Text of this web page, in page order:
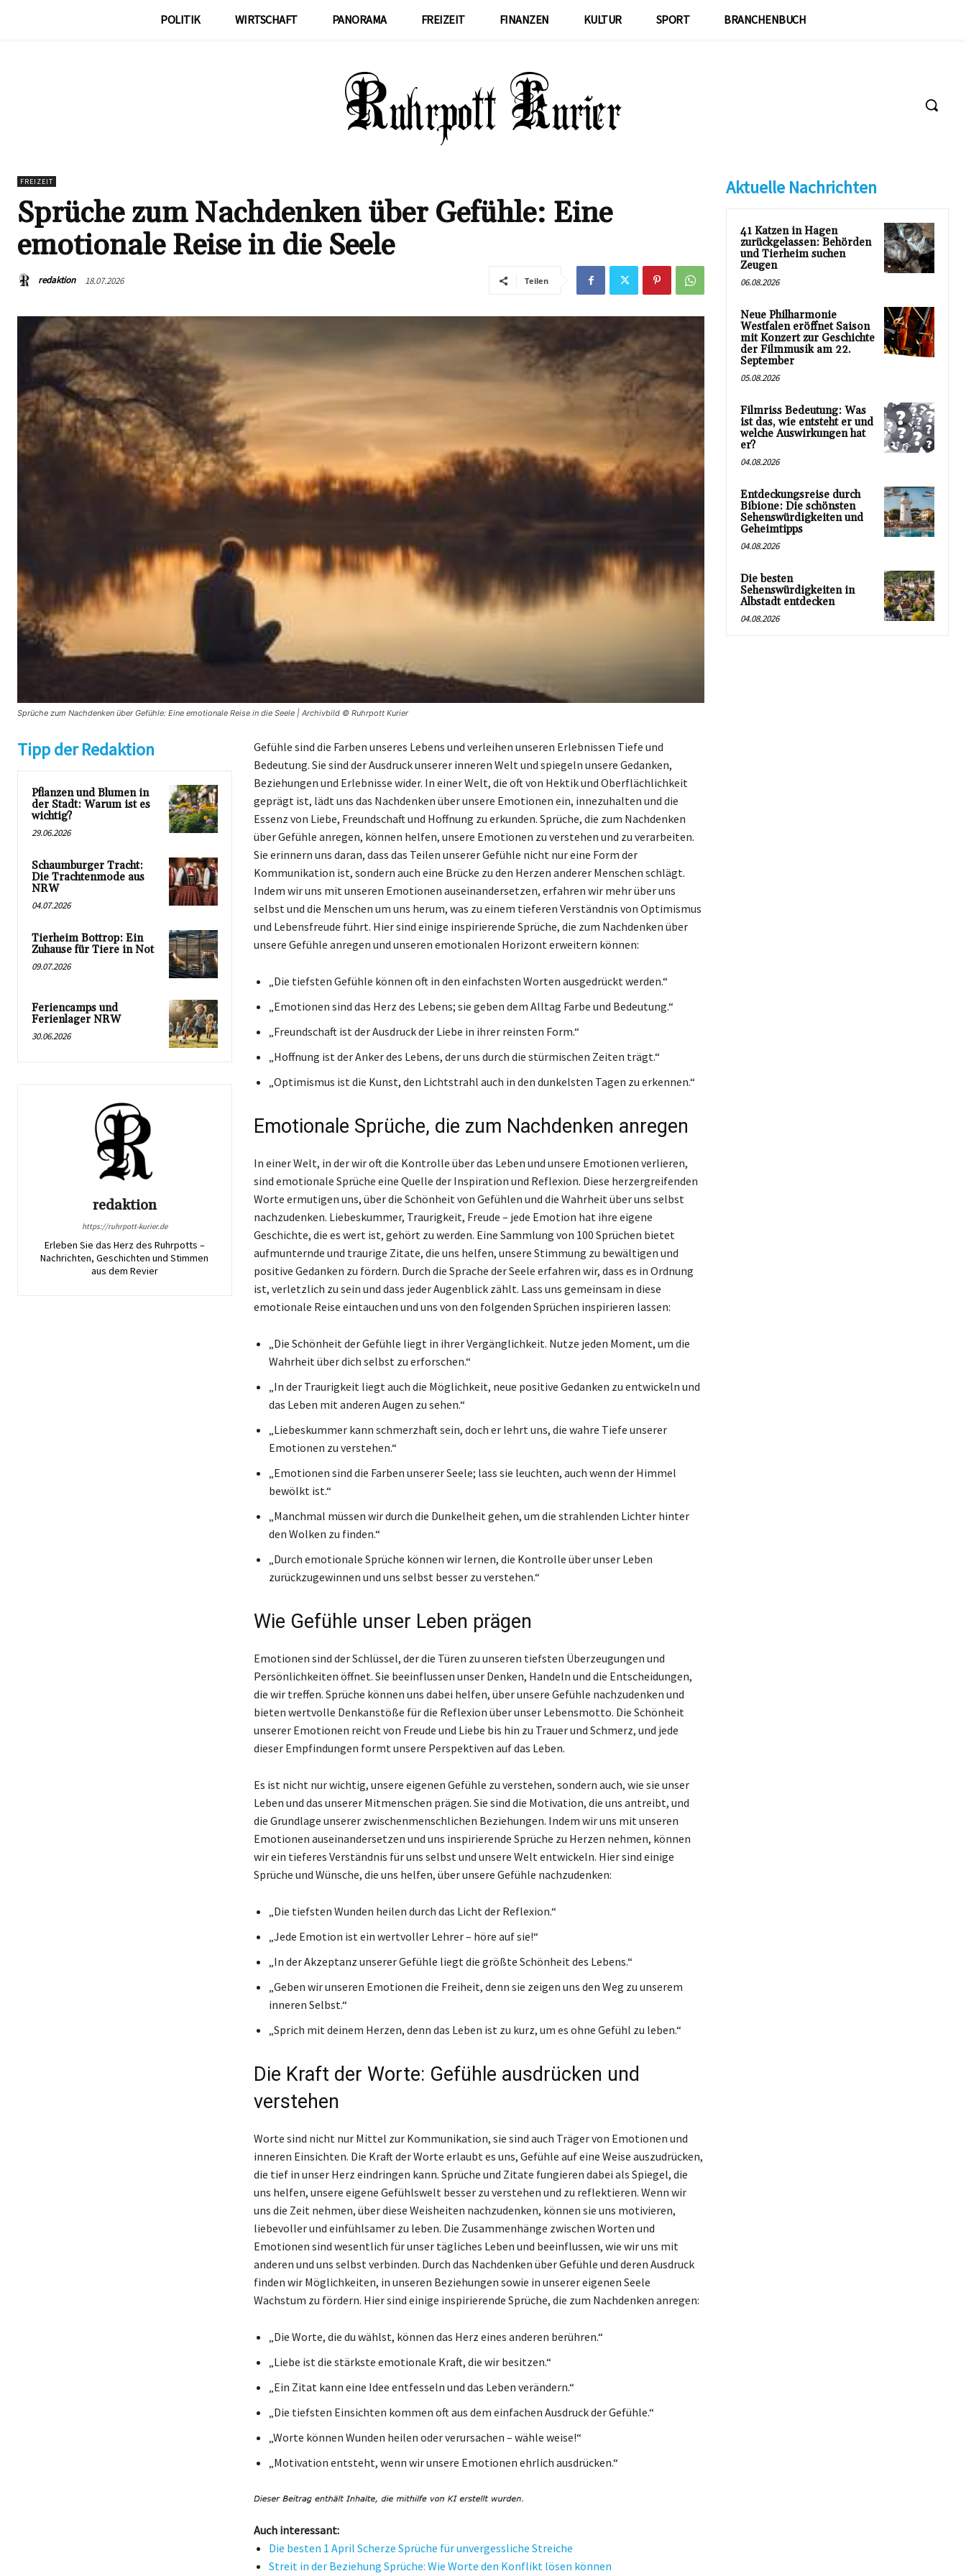
POLITIK WIRTSCHAFT PANORAMA FREIZEIT FINANZEN KULTUR SPORT BRANCHENBUCH
FREIZEIT
Sprüche zum Nachdenken über Gefühle: Eine
emotionale Reise in die Seele
redaktion 18.07.2026 Teilen
Sprüche zum Nachdenken über Gefühle: Eine emotionale Reise in die Seele | Archivbild © Ruhrpott Kurier
Tipp der Redaktion
Pflanzen und Blumen in
der Stadt: Warum ist es
wichtig?
29.06.2026
Schaumburger Tracht:
Die Trachtenmode aus
NRW
04.07.2026
Tierheim Bottrop: Ein
Zuhause für Tiere in Not
09.07.2026
Feriencamps und
Ferienlager NRW
30.06.2026
redaktion
https://ruhrpott-kurier.de
Erleben Sie das Herz des Ruhrpotts –
Nachrichten, Geschichten und Stimmen
aus dem Revier
Gefühle sind die Farben unseres Lebens und verleihen unseren Erlebnissen Tiefe und
Bedeutung. Sie sind der Ausdruck unserer inneren Welt und spiegeln unsere Gedanken,
Beziehungen und Erlebnisse wider. In einer Welt, die oft von Hektik und Oberflächlichkeit
geprägt ist, lädt uns das Nachdenken über unsere Emotionen ein, innezuhalten und die
Essenz von Liebe, Freundschaft und Hoffnung zu erkunden. Sprüche, die zum Nachdenken
über Gefühle anregen, können helfen, unsere Emotionen zu verstehen und zu verarbeiten.
Sie erinnern uns daran, dass das Teilen unserer Gefühle nicht nur eine Form der
Kommunikation ist, sondern auch eine Brücke zu den Herzen anderer Menschen schlägt.
Indem wir uns mit unseren Emotionen auseinandersetzen, erfahren wir mehr über uns
selbst und die Menschen um uns herum, was zu einem tieferen Verständnis von Optimismus
und Lebensfreude führt. Hier sind einige inspirierende Sprüche, die zum Nachdenken über
unsere Gefühle anregen und unseren emotionalen Horizont erweitern können:
„Die tiefsten Gefühle können oft in den einfachsten Worten ausgedrückt werden.“
„Emotionen sind das Herz des Lebens; sie geben dem Alltag Farbe und Bedeutung.“
„Freundschaft ist der Ausdruck der Liebe in ihrer reinsten Form.“
„Hoffnung ist der Anker des Lebens, der uns durch die stürmischen Zeiten trägt.“
„Optimismus ist die Kunst, den Lichtstrahl auch in den dunkelsten Tagen zu erkennen.“
Emotionale Sprüche, die zum Nachdenken anregen
In einer Welt, in der wir oft die Kontrolle über das Leben und unsere Emotionen verlieren,
sind emotionale Sprüche eine Quelle der Inspiration und Reflexion. Diese herzergreifenden
Worte ermutigen uns, über die Schönheit von Gefühlen und die Wahrheit über uns selbst
nachzudenken. Liebeskummer, Traurigkeit, Freude – jede Emotion hat ihre eigene
Geschichte, die es wert ist, gehört zu werden. Eine Sammlung von 100 Sprüchen bietet
aufmunternde und traurige Zitate, die uns helfen, unsere Stimmung zu bewältigen und
positive Gedanken zu fördern. Durch die Sprache der Seele erfahren wir, dass es in Ordnung
ist, verletzlich zu sein und dass jeder Augenblick zählt. Lass uns gemeinsam in diese
emotionale Reise eintauchen und uns von den folgenden Sprüchen inspirieren lassen:
„Die Schönheit der Gefühle liegt in ihrer Vergänglichkeit. Nutze jeden Moment, um die
Wahrheit über dich selbst zu erforschen.“
„In der Traurigkeit liegt auch die Möglichkeit, neue positive Gedanken zu entwickeln und
das Leben mit anderen Augen zu sehen.“
„Liebeskummer kann schmerzhaft sein, doch er lehrt uns, die wahre Tiefe unserer
Emotionen zu verstehen.“
„Emotionen sind die Farben unserer Seele; lass sie leuchten, auch wenn der Himmel
bewölkt ist.“
„Manchmal müssen wir durch die Dunkelheit gehen, um die strahlenden Lichter hinter
den Wolken zu finden.“
„Durch emotionale Sprüche können wir lernen, die Kontrolle über unser Leben
zurückzugewinnen und uns selbst besser zu verstehen.“
Wie Gefühle unser Leben prägen
Emotionen sind der Schlüssel, der die Türen zu unseren tiefsten Überzeugungen und
Persönlichkeiten öffnet. Sie beeinflussen unser Denken, Handeln und die Entscheidungen,
die wir treffen. Sprüche können uns dabei helfen, über unsere Gefühle nachzudenken und
bieten wertvolle Denkanstöße für die Reflexion über unser Lebensmotto. Die Schönheit
unserer Emotionen reicht von Freude und Liebe bis hin zu Trauer und Schmerz, und jede
dieser Empfindungen formt unsere Perspektiven auf das Leben.
Es ist nicht nur wichtig, unsere eigenen Gefühle zu verstehen, sondern auch, wie sie unser
Leben und das unserer Mitmenschen prägen. Sie sind die Motivation, die uns antreibt, und
die Grundlage unserer zwischenmenschlichen Beziehungen. Indem wir uns mit unseren
Emotionen auseinandersetzen und uns inspirierende Sprüche zu Herzen nehmen, können
wir ein tieferes Verständnis für uns selbst und unsere Welt entwickeln. Hier sind einige
Sprüche und Wünsche, die uns helfen, über unsere Gefühle nachzudenken:
„Die tiefsten Wunden heilen durch das Licht der Reflexion.“
„Jede Emotion ist ein wertvoller Lehrer – höre auf sie!“
„In der Akzeptanz unserer Gefühle liegt die größte Schönheit des Lebens.“
„Geben wir unseren Emotionen die Freiheit, denn sie zeigen uns den Weg zu unserem
inneren Selbst.“
„Sprich mit deinem Herzen, denn das Leben ist zu kurz, um es ohne Gefühl zu leben.“
Die Kraft der Worte: Gefühle ausdrücken und
verstehen
Worte sind nicht nur Mittel zur Kommunikation, sie sind auch Träger von Emotionen und
inneren Einsichten. Die Kraft der Worte erlaubt es uns, Gefühle auf eine Weise auszudrücken,
die tief in unser Herz eindringen kann. Sprüche und Zitate fungieren dabei als Spiegel, die
uns helfen, unsere eigene Gefühlswelt besser zu verstehen und zu reflektieren. Wenn wir
uns die Zeit nehmen, über diese Weisheiten nachzudenken, können sie uns motivieren,
liebevoller und einfühlsamer zu leben. Die Zusammenhänge zwischen Worten und
Emotionen sind wesentlich für unser tägliches Leben und beeinflussen, wie wir uns mit
anderen und uns selbst verbinden. Durch das Nachdenken über Gefühle und deren Ausdruck
finden wir Möglichkeiten, in unseren Beziehungen sowie in unserer eigenen Seele
Wachstum zu fördern. Hier sind einige inspirierende Sprüche, die zum Nachdenken anregen:
„Die Worte, die du wählst, können das Herz eines anderen berühren.“
„Liebe ist die stärkste emotionale Kraft, die wir besitzen.“
„Ein Zitat kann eine Idee entfesseln und das Leben verändern.“
„Die tiefsten Einsichten kommen oft aus dem einfachen Ausdruck der Gefühle.“
„Worte können Wunden heilen oder verursachen – wähle weise!“
„Motivation entsteht, wenn wir unsere Emotionen ehrlich ausdrücken.“
Auch interessant:
Die besten 1 April Scherze Sprüche für unvergessliche Streiche
Streit in der Beziehung Sprüche: Wie Worte den Konflikt lösen können
Aktuelle Nachrichten
41 Katzen in Hagen
zurückgelassen: Behörden
und Tierheim suchen
Zeugen
06.08.2026
Neue Philharmonie
Westfalen eröffnet Saison
mit Konzert zur Geschichte
der Filmmusik am 22.
September
05.08.2026
Filmriss Bedeutung: Was
ist das, wie entsteht er und
welche Auswirkungen hat
er?
04.08.2026
Entdeckungsreise durch
Bibione: Die schönsten
Sehenswürdigkeiten und
Geheimtipps
04.08.2026
Die besten
Sehenswürdigkeiten in
Albstadt entdecken
04.08.2026